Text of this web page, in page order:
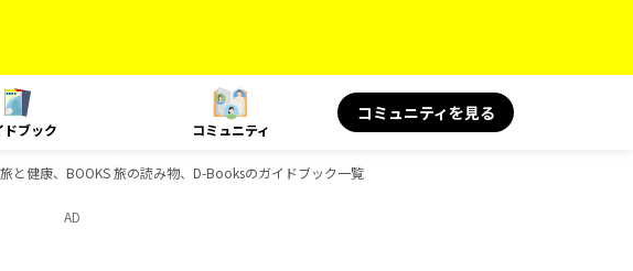
ドブック コミュニティ
コミュニティを見る
と健康、BOOKS 旅の読み物、D-Booksのガイドブック一覧
AD